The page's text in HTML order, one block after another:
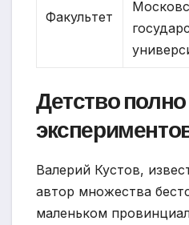
Факультет
Детство полно
Валерий Кустов,
автор множества
маленьком